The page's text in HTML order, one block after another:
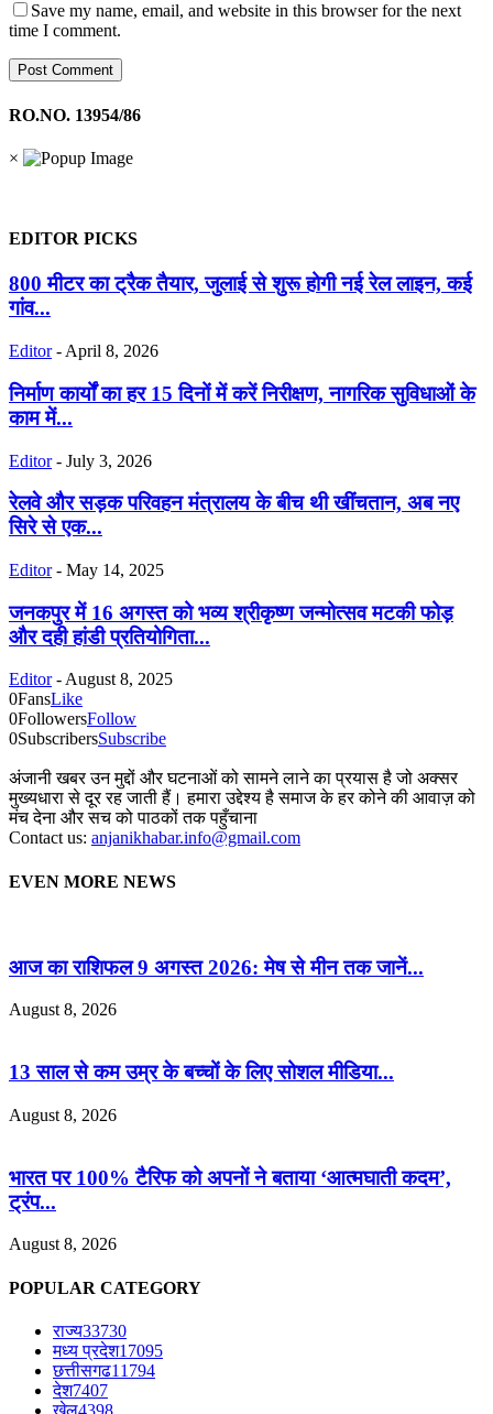
Save my name, email, and website in this browser for the next
time I comment.
RO.NO. 13954/86
×
EDITOR PICKS
800 मीटर का ट्रैक तैयार, जुलाई से शुरू होगी नई रेल लाइन, कई
गांव...
Editor - April 8, 2026
निर्माण कार्यों का हर 15 दिनों में करें निरीक्षण, नागरिक सुविधाओं के
काम में...
Editor - July 3, 2026
रेलवे और सड़क परिवहन मंत्रालय के बीच थी खींचतान, अब नए
सिरे से एक...
Editor - May 14, 2025
जनकपुर में 16 अगस्त को भव्य श्रीकृष्ण जन्मोत्सव मटकी फोड़
और दही हांडी प्रतियोगिता...
Editor -August 8, 2025
0FansLike
0FollowersFollow
0SubscribersSubscribe
अंजानी खबर उन मुद्दों और घटनाओं को सामने लाने का प्रयास है जो अक्सर
मुख्यधारा से दूर रह जाती हैं। हमारा उद्देश्य है समाज के हर कोने की आवाज़ को
मंच देना और सच को पाठकों तक पहुँचाना
Contact us: anjanikhabar.info@gmail.com
EVEN MORE NEWS
आज का राशिफल 9 अगस्त 2026: मेष से मीन तक जानें...
August 8, 2026
13 साल से कम उम्र के बच्चों के लिए सोशल मीडिया...
August 8, 2026
भारत पर 100% टैरिफ को अपनों ने बताया ‘आत्मघाती कदम’,
ट्रंप...
August 8, 2026
POPULAR CATEGORY
राज्य33730
मध्य प्रदेश17095
छत्तीसगढ11794
देश7407
खेल4398